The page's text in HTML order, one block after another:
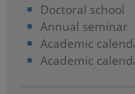
Doctoral school
Annual seminar
Academic
Academic